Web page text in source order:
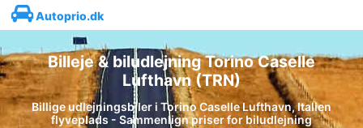
Autoprio.dk
Billeje & biludlejning Torino Caselle
Lufthavn (TRN)
Billige udlejningsbiler i Torino Caselle Lufthavn, Italien
flyveplads - Sammenlign priser for biludlejning